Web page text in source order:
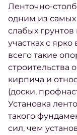
Ленточно-
одним из
слабых грунтов
участках с
всего такие
строительства
кирпича и
(доски,
Установка
такого
сил, чем